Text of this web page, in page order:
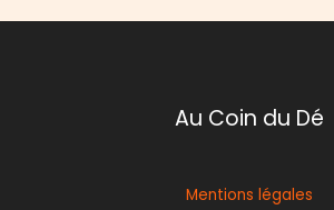
Au Coin du Dé
Mentions légales